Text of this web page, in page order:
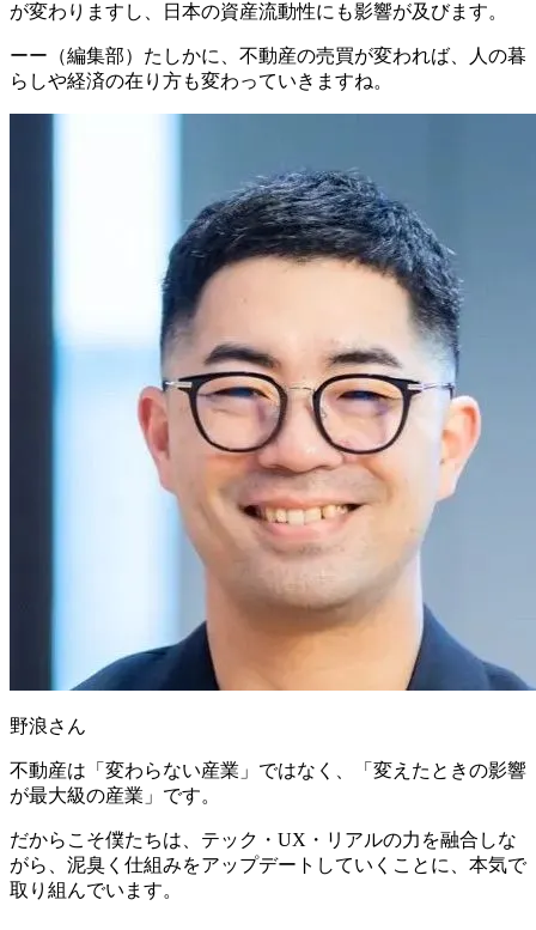
が変わりますし、日本の資産流動性にも影響が及びます。
ーー（編集部）たしかに、不動産の売買が変われば、人の暮
らしや経済の在り方も変わっていきますね。
野浪さん
不動産は「変わらない産業」ではなく、「変えたときの影響
が最大級の産業」 です。
だからこそ僕たちは、テック・UX・リアルの力を融合しな
がら、泥臭く仕組みをアップデートしていくことに、本気で
取り組んでいます。